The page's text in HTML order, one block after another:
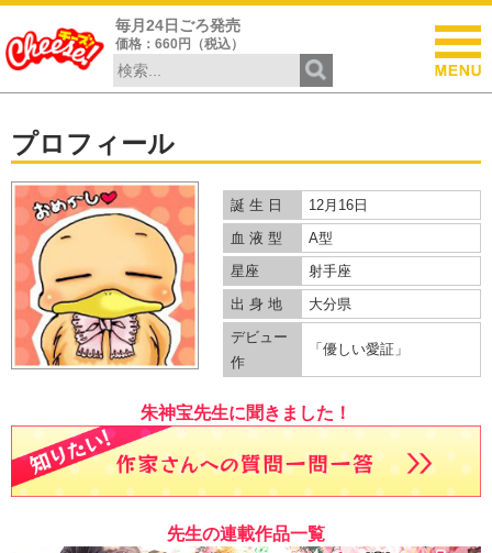
毎月24日ごろ発売
価格：660円（税込）
プロフィール
誕 生 日
12月16日
血 液 型
A型
星座
射手座
出 身 地
大分県
デビュー
作
「優しい愛証」
朱神宝先生に聞きました！
先生の連載作品一覧